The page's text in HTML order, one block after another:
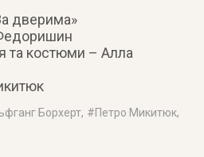
дверима»
та костюми – Алла
Борхерт, #Петро Микитюк,